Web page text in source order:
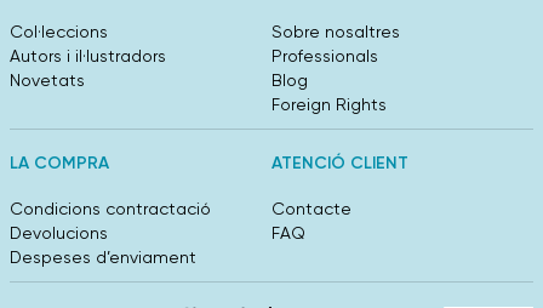
Col·leccions
Autors i il·lustradors
Novetats
Sobre nosaltres
Professionals
Blog
Foreign Rights
LA COMPRA
Condicions contractació
Devolucions
Despeses d’enviament
ATENCIÓ CLIENT
Contacte
FAQ